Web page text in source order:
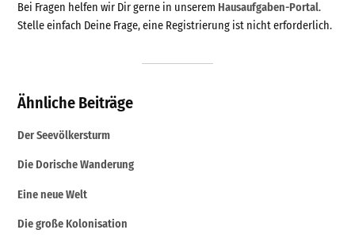
Bei Fragen helfen wir Dir gerne in unserem Hausaufgaben-Portal.
Stelle einfach Deine Frage, eine Registrierung ist nicht erforderlich.
Ähnliche Beiträge
Der Seevölkersturm
Die Dorische Wanderung
Eine neue Welt
Die große Kolonisation